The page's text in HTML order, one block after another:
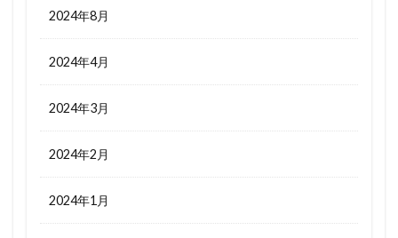
2024年8月
2024年4月
2024年3月
2024年2月
2024年1月